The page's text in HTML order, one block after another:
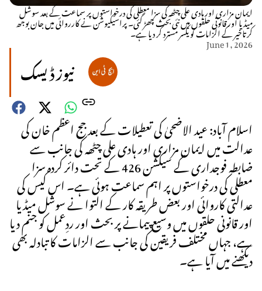
ایمان مزاری اور ہادی علی چٹھہ کی سزا معطلی کی درخواستوں پر سماعت کے بعد سوشل
میڈیا اور قانونی حلقوں میں نئی بحث چھڑ گئی۔ پراسیکیوشن نے کارروائی میں جان بوجھ
کر تاخیر کے الزامات کو یکسر مسترد کر دیا ہے۔
June 1, 2026
نیوز ڈیسک
اسلام آباد: عید الاضحیٰ کی تعطیلات کے بعد جج اعظم خان کی
عدالت میں ایمان مزاری اور ہادی علی چٹھہ کی جانب سے
ضابطہ فوجداری کے سیکشن 426 کے تحت دائر کردہ سزا
معطلی کی درخواستوں پر اہم سماعت ہوئی ہے۔ اس کیس کی
عدالتی کاروائی اور بعض طریقہ کار کے التوا نے سوشل میڈیا
اور قانونی حلقوں میں وسیع پیمانے پر بحث اور ردِعمل کو جنم دیا
ہے، جہاں مختلف فریقین کی جانب سے الزامات کا تبادلہ بھی
دیکھنے میں آیا ہے۔